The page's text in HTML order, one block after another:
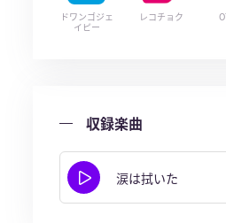
ドワンゴジェ
イピー
レコチョク
収録楽曲
涙は拭いた